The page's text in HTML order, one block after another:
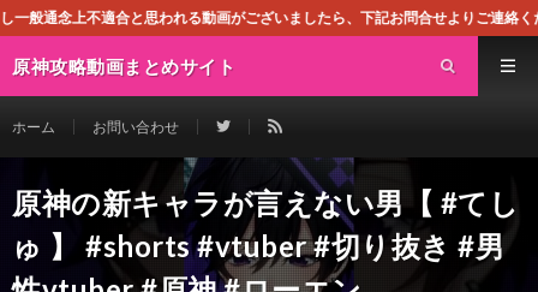
思われる動画がございましたら、下記お問合せよりご連絡ください。即刻
原神攻略動画まとめサイト
ホーム お問い合わせ
原神の新キャラが言えない男【 #てし
ゅ 】 #shorts #vtuber #切り抜き #男